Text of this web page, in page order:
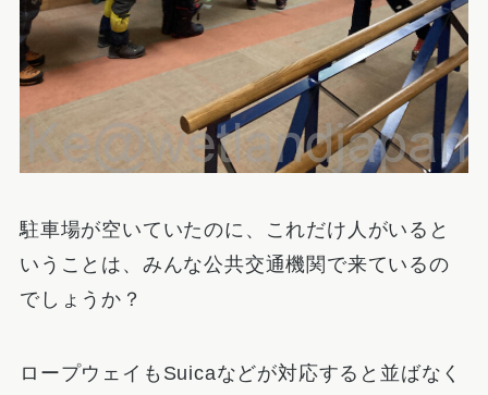
駐車場が空いていたのに、これだけ人がいると
いうことは、みんな公共交通機関で来ているの
でしょうか？
ロープウェイもSuicaなどが対応すると並ばなく